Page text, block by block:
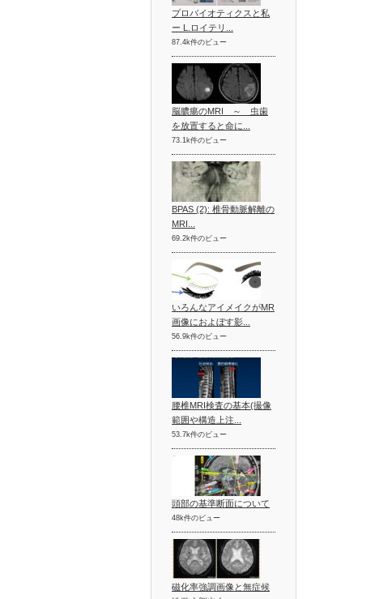
プロバイオティクスと私
ー L.ロイテリ...
87.4k件のビュー
脳膿瘍のMRI ～ 虫歯
を放置すると命に...
73.1k件のビュー
BPAS (2): 椎骨動脈解離の
MRI...
69.2k件のビュー
いろんなアイメイクがMR
画像におよぼす影...
56.9k件のビュー
腰椎MRI検査の基本(撮像
範囲や構造上注...
53.7k件のビュー
頭部の基準断面について
48k件のビュー
磁化率強調画像と無症候